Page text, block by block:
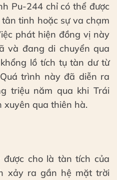
Pu-244 chỉ có thể được
tinh hoặc sự va chạm
phát hiện đồng vị này
và đang di chuyển qua
lồ tích tụ tàn dư từ
trình này đã diễn ra
triệu năm qua khi Trái
qua thiên hà.
cho là tàn tích của
xảy ra gần hệ mặt trời